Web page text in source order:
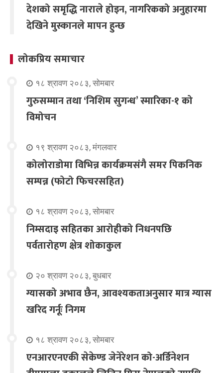
देशको समृद्धि नाराले होइन, नागरिकको अनुहारमा
देखिने मुस्कानले मापन हुन्छ
लोकप्रिय समाचार
१८ श्रावण २०८३, सोमबार
गुरुसम्मान तथा ‘निशिम सुगन्ध’ स्मारिका-१ को
विमोचन
१९ श्रावण २०८३, मंगलवार
कोलोराडोमा विभिन्न कार्यक्रमसंगै समर पिकनिक
सम्पन्न (फोटो फिचरसहित)
१८ श्रावण २०८३, सोमबार
निम्सदाइ सहितका आरोहीको निधनपछि
पर्वतारोहण क्षेत्र शोकाकुल
२० श्रावण २०८३, बुधबार
ग्यासको अभाव छैन, आवश्यकताअनुसार मात्र ग्यास
खरिद गर्नूः निगम
१८ श्रावण २०८३, सोमबार
एनआरएनएकी सेकेण्ड जेनेरेशन को-अर्डिनेशन